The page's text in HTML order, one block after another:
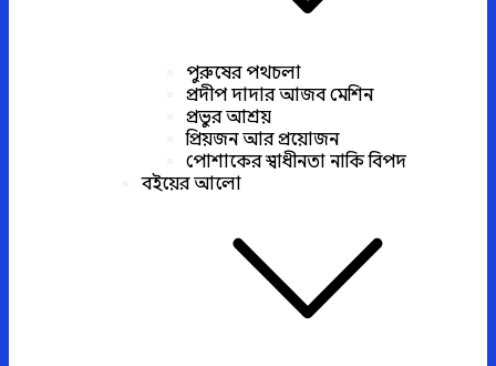
পুরুষের পথচলা
প্রদীপ দাদার আজব মেশিন
প্রভুর আশ্রয়
প্রিয়জন আর প্রয়োজন
পোশাকের স্বাধীনতা নাকি বিপদ
বইয়ের আলো